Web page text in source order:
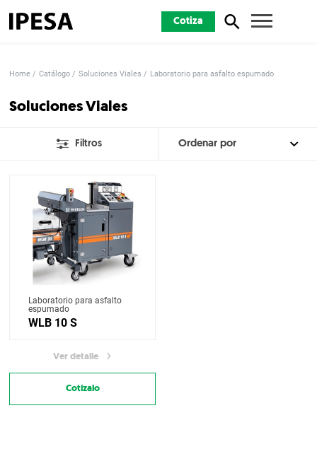
Cotiza
Home Catálogo Soluciones Viales Laboratorio para asfalto espumado
Soluciones Viales
Filtros
Laboratorio para asfalto
espumado
WLB 10 S
Ver detalle
Cotízalo